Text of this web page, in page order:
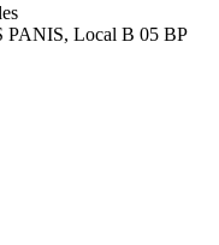
PANIS, Local B 05 BP